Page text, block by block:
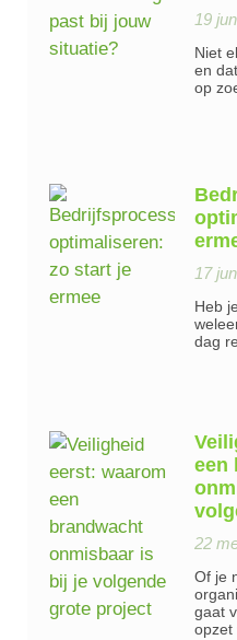
19
Niet
en
op
17
Heb
dag
een
22
Of je
gaat
opzet